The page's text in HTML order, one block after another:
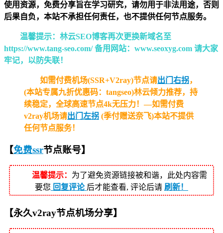
使用资源，免费分享旨在学习研究，请勿用于非法用途，否则
后果自负，本站不承担任何责任，也不提供任何节点服务。
温馨提示：林云SEO博客再次更换新域名至
https://www.tang-seo.com/ 备用网站：www.seoxyg.com 请大家
牢记，以防失联！
如需付费机场(SSR+V2ray)节点请出门右拐，
(本站专属九折优惠码：tangseo)林云倾力推荐，持
续稳定，全球高速节点4k无压力！—如需付费
v2ray机场请出门左拐 (季付赠送奈飞)本站不提供
任何节点服务！
【免费ssr节点账号】
温馨提示： 为了避免资源链接被和谐，此处内容需
要您 回复评论 后才能查看, 评论后请 刷新！
【永久v2ray节点机场分享】